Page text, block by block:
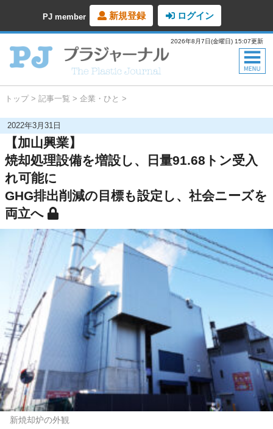
PJ member 新規登録 ログイン
2026年8月7日(金曜日) 15:07更新
トップ 記事一覧 企業・ひと
2022年3月31日
【加山興業】
焼却処理設備を増設し、日量91.68トン受入
れ可能に
GHG排出削減の目標も設定し、社会ニーズを
両立へ
新焼却炉の外観